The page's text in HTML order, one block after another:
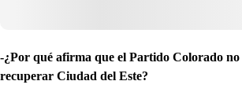
-¿Por qué afirma que el Partido Colorado
recuperar Ciudad del Este?